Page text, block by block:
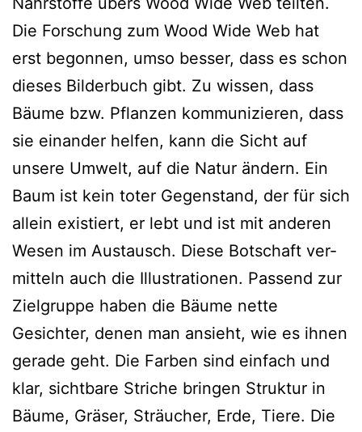
Die Forschung zum Wood Wide Web hat
erst begon­nen, umso bes­ser, dass es schon
die­ses Bilderbuch gibt. Zu wis­sen, dass
Bäume bzw. Pflanzen kom­mu­ni­zie­ren, dass
sie ein­an­der hel­fen, kann die Sicht auf
unse­re Umwelt, auf die Natur ändern. Ein
Baum ist kein toter Gegenstand, der für sich
allein exis­tiert, er lebt und ist mit ande­ren
Wesen im Austausch. Diese Botschaft ver­
mit­teln auch die Illustrationen. Passend zur
Zielgruppe haben die Bäume net­te
Gesichter, denen man ansieht, wie es ihnen
gera­de geht. Die Farben sind ein­fach und
klar, sicht­ba­re Striche brin­gen Struktur in
Bäume, Gräser, Sträucher, Erde, Tiere. Die